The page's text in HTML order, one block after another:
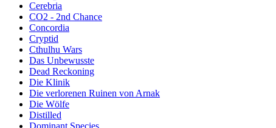
Cerebria
CO2 - 2nd Chance
Concordia
Cryptid
Cthulhu Wars
Das Unbewusste
Dead Reckoning
Die Klinik
Die verlorenen Ruinen von Arnak
Die Wölfe
Distilled
Dominant Species